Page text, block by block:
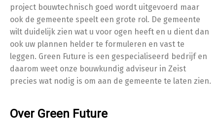
project bouwtechnisch goed wordt uitgevoerd maar
ook de gemeente speelt een grote rol. De gemeente
wilt duidelijk zien wat u voor ogen heeft en u dient dan
ook uw plannen helder te formuleren en vast te
leggen. Green Future is een gespecialiseerd bedrijf en
daarom weet onze bouwkundig adviseur in Zeist
precies wat nodig is om aan de gemeente te laten zien.
Over Green Future